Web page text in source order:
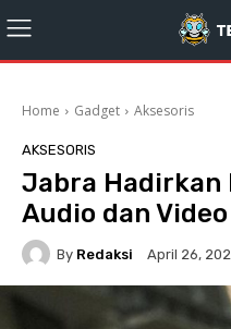
Home Gadget Aksesoris
AKSESORIS
Jabra Hadirkan
Audio dan
By Redaksi April 26,